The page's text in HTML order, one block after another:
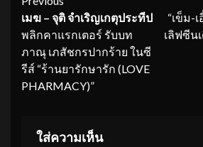
Reading
เมฆ – จุติ จำเริญเกตุประทีป
พลิกคาแรกเตอร์ รับบท
ภาณุ เภสัชกรปากร้าย ในซี
รีส์ “ร้านยารักษารัก (LOVE
PHARMACY)”
“เข็ม-
เลิฟซีน
ใส่ความเห็น